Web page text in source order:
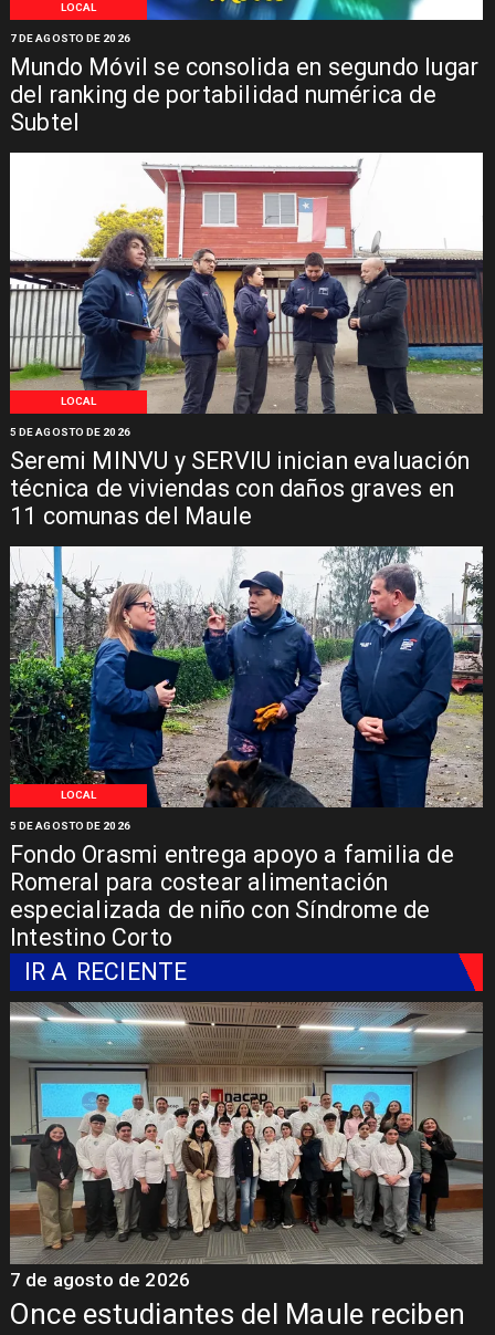
LOCAL
Mundo Móvil se consolida en segundo lugar
del ranking de portabilidad numérica de
Subtel
7 DE AGOSTO DE 2026
LOCAL
Seremi MINVU y SERVIU inician evaluación
técnica de viviendas con daños graves en
11 comunas del Maule
5 DE AGOSTO DE 2026
LOCAL
Fondo Orasmi entrega apoyo a familia de
Romeral para costear alimentación
especializada de niño con Síndrome de
Intestino Corto
5 DE AGOSTO DE 2026
IR A RECIENTE
Álvarez-Salamanca lidera la apuesta
7 de agosto de 2026